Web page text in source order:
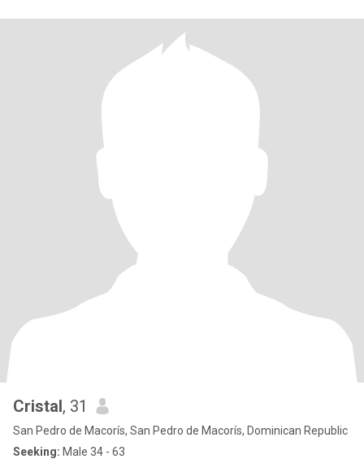
Cristal, 31
San Pedro de Macorís, San Pedro de Macorís, Dominican Republic
Seeking: Male 34 - 63